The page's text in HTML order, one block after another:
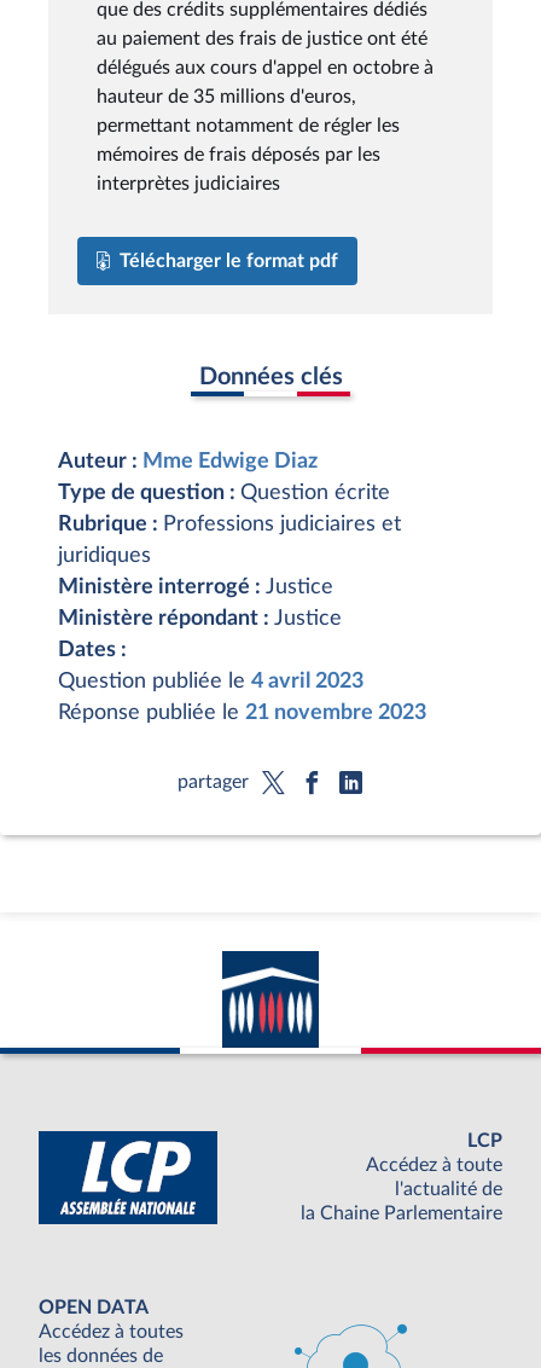
que des crédits supplémentaires dédiés
au paiement des frais de justice ont été
délégués aux cours d'appel en octobre à
hauteur de 35 millions d'euros,
permettant notamment de régler les
mémoires de frais déposés par les
interprètes judiciaires
Télécharger le format pdf
Données clés
Auteur : Mme Edwige Diaz
Type de question : Question écrite
Rubrique : Professions judiciaires et
juridiques
Ministère interrogé : Justice
Ministère répondant : Justice
Dates :
Question publiée le 4 avril 2023
Réponse publiée le 21 novembre 2023
partager
LCP
Accédez à toute
l'actualité de
la Chaine Parlementaire
OPEN DATA
Accédez à toutes
les données de